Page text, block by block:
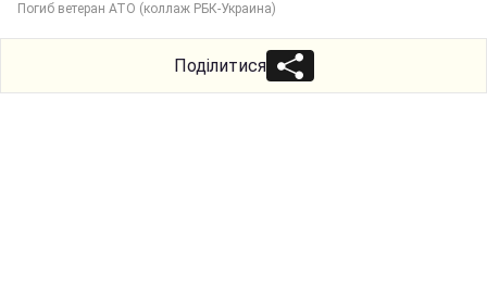
Погиб ветеран АТО (коллаж РБК-Украина)
Поділитися